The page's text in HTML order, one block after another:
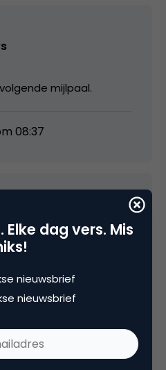
mijlpaal.
08:37
Gefeliciteerd.
(…)
dag vers. Mis
nieuwsbrief
nieuwsbrief